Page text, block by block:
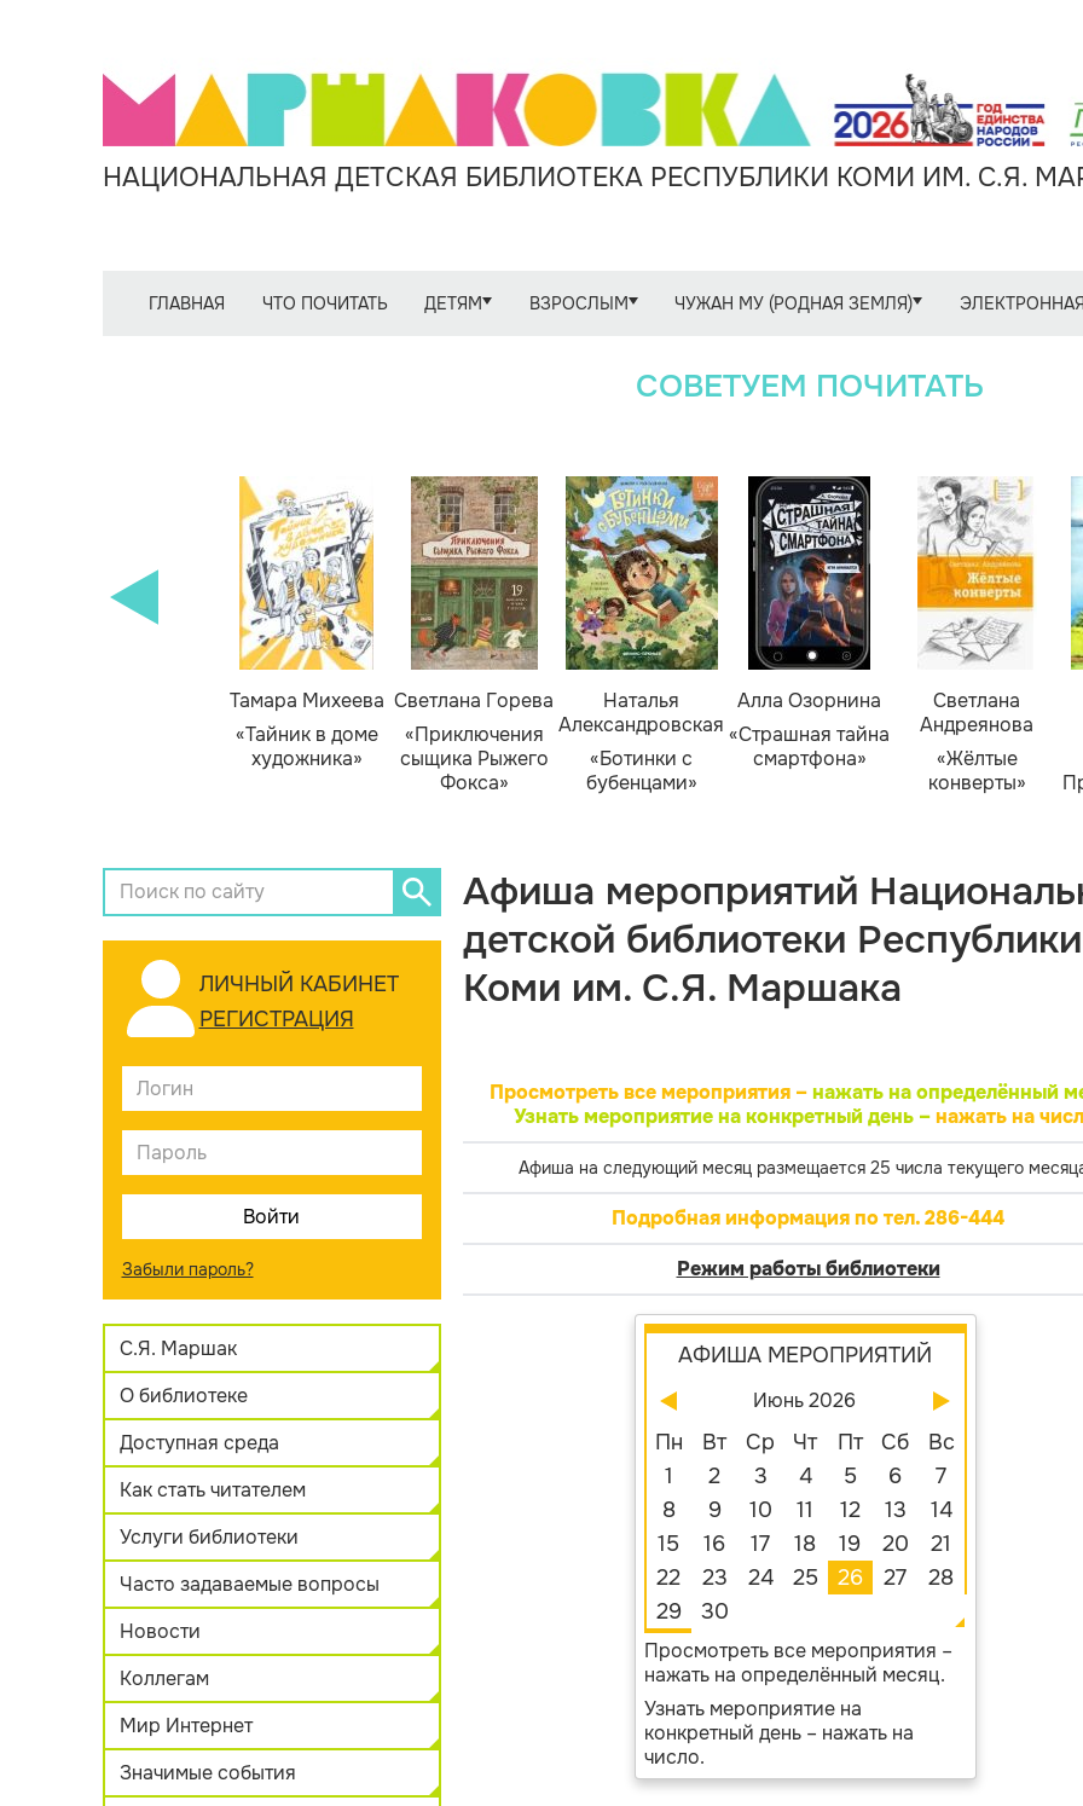
НАЦИОНАЛЬНАЯ ДЕТСКАЯ БИБЛИОТЕКА РЕСПУБЛИКИ КОМИ ИМ. С.Я.
ГЛАВНАЯ ЧТО ПОЧИТАТЬ ДЕТЯМ ВЗРОСЛЫМ ЧУЖАН МУ (РОДНАЯ ЗЕМЛЯ)
СОВЕТУЕМ ПОЧИТАТЬ
Тамара Михеева
«Тайник в доме
художника»
Светлана Горева
«Приключения
сыщика Рыжего
Фокса»
Наталья
Александровская
«Ботинки с
бубенцами»
Алла Озорнина
«Страшная тайна
смартфона»
Светлана
Андреянова
«Жёлтые
конверты»
ЛИЧНЫЙ КАБИНЕТ
РЕГИСТРАЦИЯ
Забыли пароль?
С.Я. Маршак
О библиотеке
Доступная среда
Как стать читателем
Услуги библиотеки
Часто задаваемые вопросы
Новости
Коллегам
Мир Интернет
Значимые события
Афиша мероприятий
детской библиотеки Республики
Коми им. С.Я. Маршака
Просмотреть все мероприятия – нажать на определённый
Узнать мероприятие на конкретный день –нажать на
Афиша на следующий месяц размещается 25 числа текущего
Подробная информация по тел. 286-444
Режим работы библиотеки
АФИША МЕРОПРИЯТИЙ
Июнь 2026
Пн Вт Ср Чт Пт Сб
Вс
1
2 3 4 5 6
7
8
9 10 11 12 13
14
15
16 17 18 19 20
21
22
23 24 25 26 27
28
29
30
Просмотреть все мероприятия –
нажать на определённый месяц.
Узнать мероприятие на
конкретный день – нажать на
число.